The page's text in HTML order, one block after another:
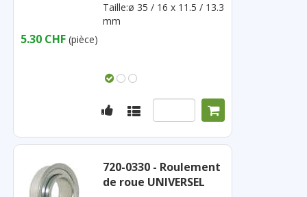
Taille:ø 35 / 16 x 11.5 / 13.3
mm
5.30 CHF (pièce)
720-0330 - Roulement
de roue UNIVERSEL